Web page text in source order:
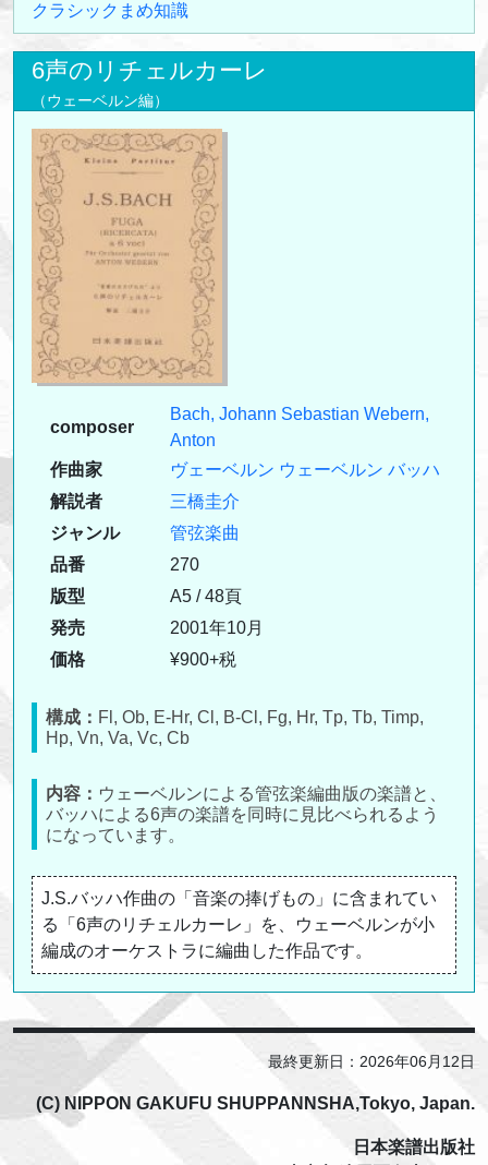
クラシックまめ知識
6声のリチェルカーレ
（ウェーベルン編）
composer
Bach, Johann Sebastian Webern,
Anton
作曲家
ヴェーベルン ウェーベルン バッハ
解説者
三橋圭介
ジャンル
管弦楽曲
品番
270
版型
A5 / 48頁
発売
2001年10月
価格
¥900+税
構成： Fl, Ob, E-Hr, Cl, B-Cl, Fg, Hr, Tp, Tb, Timp,
Hp, Vn, Va, Vc, Cb
内容： ウェーベルンによる管弦楽編曲版の楽譜と、
バッハによる6声の楽譜を同時に見比べられるよう
になっています。
J.S.バッハ作曲の「音楽の捧げもの」に含まれてい
る「6声のリチェルカーレ」を、ウェーベルンが小
編成のオーケストラに編曲した作品です。
最終更新日：2026年06月12日
(C) NIPPON GAKUFU SHUPPANNSHA,Tokyo, Japan.
日本楽譜出版社